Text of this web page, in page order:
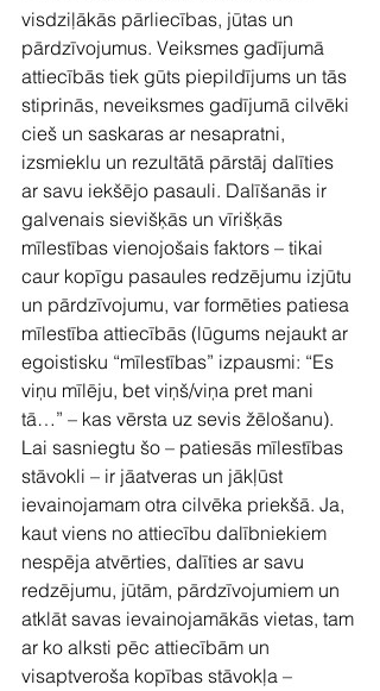
visdziļākās pārliecības, jūtas un
pārdzīvojumus. Veiksmes gadījumā
attiecībās tiek gūts piepildījums un tās
stiprinās, neveiksmes gadījumā cilvēki
cieš un saskaras ar nesapratni,
izsmieklu un rezultātā pārstāj dalīties
ar savu iekšējo pasauli. Dalīšanās ir
galvenais sievišķās un vīrišķās
mīlestības vienojošais faktors – tikai
caur kopīgu pasaules redzējumu izjūtu
un pārdzīvojumu, var formēties patiesa
mīlestība attiecībās (lūgums nejaukt ar
egoistisku “mīlestības” izpausmi: “Es
viņu mīlēju, bet viņš/viņa pret mani
tā…” – kas vērsta uz sevis žēlošanu).
Lai sasniegtu šo – patiesās mīlestības
stāvokli – ir jāatveras un jākļūst
ievainojamam otra cilvēka priekšā. Ja,
kaut viens no attiecību dalībniekiem
nespēja atvērties, dalīties ar savu
redzējumu, jūtām, pārdzīvojumiem un
atklāt savas ievainojamākās vietas, tam
ar ko alksti pēc attiecībām un
visaptveroša kopības stāvokļa –